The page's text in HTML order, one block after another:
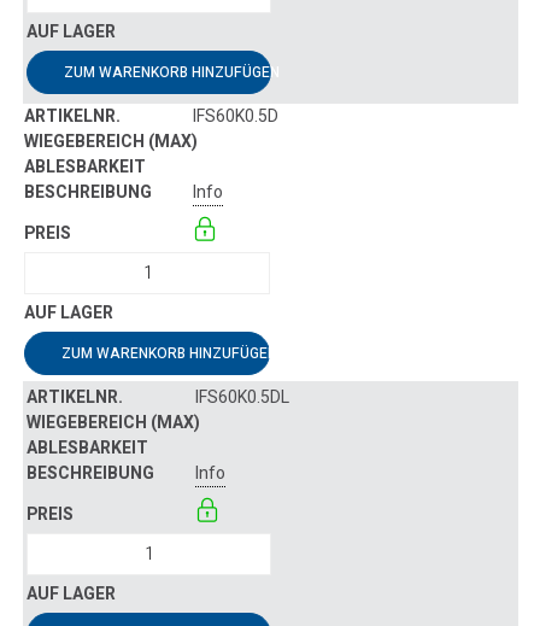
ZUM WARENKORB HINZUFÜGEN
IFS60K0.5D
Info
ZUM WARENKORB HINZUFÜGEN
IFS60K0.5DL
Info